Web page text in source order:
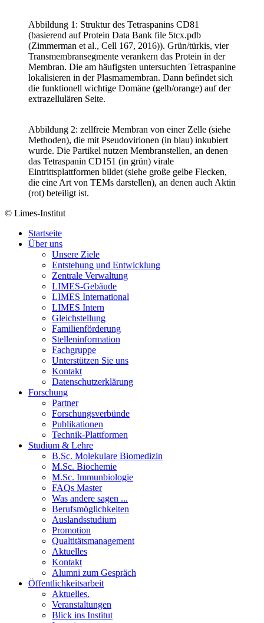
Abbildung 1: Struktur des Tetraspanins CD81
(basierend auf Protein Data Bank file 5tcx.pdb
(Zimmerman et al., Cell 167, 2016)). Grün/türkis, vier
Transmembransegmente verankern das Protein in der
Membran. Die am häufigsten untersuchten Tetraspanine
lokalisieren in der Plasmamembran. Dann befindet sich
die funktionell wichtige Domäne (gelb/orange) auf der
extrazellulären Seite.
Abbildung 2: zellfreie Membran von einer Zelle (siehe
Methoden), die mit Pseudovirionen (in blau) inkubiert
wurde. Die Partikel nutzen Membranstellen, an denen
das Tetraspanin CD151 (in grün) virale
Eintrittsplattformen bildet (siehe große gelbe Flecken,
die eine Art von TEMs darstellen), an denen auch Aktin
(rot) beteiligt ist.
© Limes-Institut
Startseite
Über uns
Unsere Ziele
Entstehung und Entwicklung
Zentrale Verwaltung
LIMES-Gebäude
LIMES International
LIMES Intern
Gleichstellung
Familienförderung
Stelleninformation
Fachgruppe
Unterstützen Sie uns
Kontakt
Datenschutzerklärung
Forschung
Partner
Forschungsverbünde
Publikationen
Technik-Plattformen
Studium & Lehre
B.Sc. Molekulare Biomedizin
M.Sc. Biochemie
M.Sc. Immunbiologie
FAQs Master
Was andere sagen ...
Berufsmöglichkeiten
Auslandsstudium
Promotion
Qualtitätsmanagement
Aktuelles
Kontakt
Alumni zum Gespräch
Öffentlichkeitsarbeit
Aktuelles.
Veranstaltungen
Blick ins Institut